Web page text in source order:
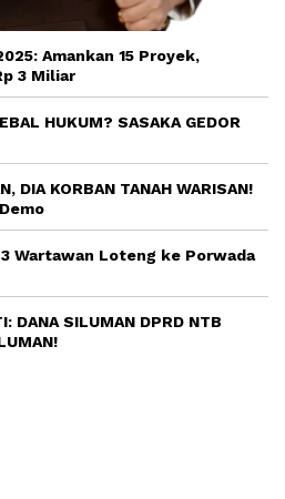
Amankan 15 Proyek,
3 Miliar
HUKUM? SASAKA GEDOR
DIA KORBAN TANAH WARISAN!
Wartawan Loteng ke Porwada
DANA SILUMAN DPRD NTB